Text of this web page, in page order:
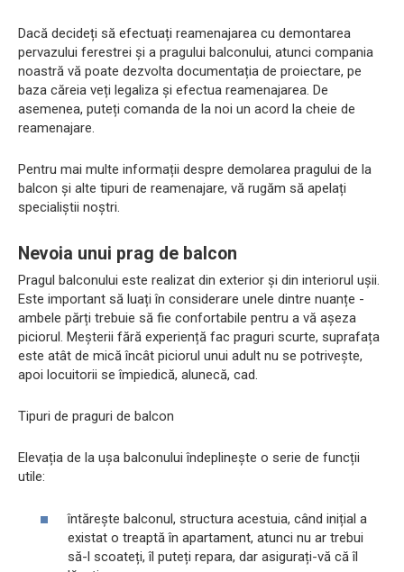
Dacă decideți să efectuați reamenajarea cu demontarea
pervazului ferestrei și a pragului balconului, atunci compania
noastră vă poate dezvolta documentația de proiectare, pe
baza căreia veți legaliza și efectua reamenajarea. De
asemenea, puteți comanda de la noi un acord la cheie de
reamenajare.
Pentru mai multe informații despre demolarea pragului de la
balcon și alte tipuri de reamenajare, vă rugăm să apelați
specialiștii noștri.
Nevoia unui prag de balcon
Pragul balconului este realizat din exterior și din interiorul ușii.
Este important să luați în considerare unele dintre nuanțe -
ambele părți trebuie să fie confortabile pentru a vă așeza
piciorul. Meșterii fără experiență fac praguri scurte, suprafața
este atât de mică încât piciorul unui adult nu se potrivește,
apoi locuitorii se împiedică, alunecă, cad.
Tipuri de praguri de balcon
Elevația de la ușa balconului îndeplinește o serie de funcții
utile:
întărește balconul, structura acestuia, când inițial a
existat o treaptă în apartament, atunci nu ar trebui
să-l scoateți, îl puteți repara, dar asigurați-vă că îl